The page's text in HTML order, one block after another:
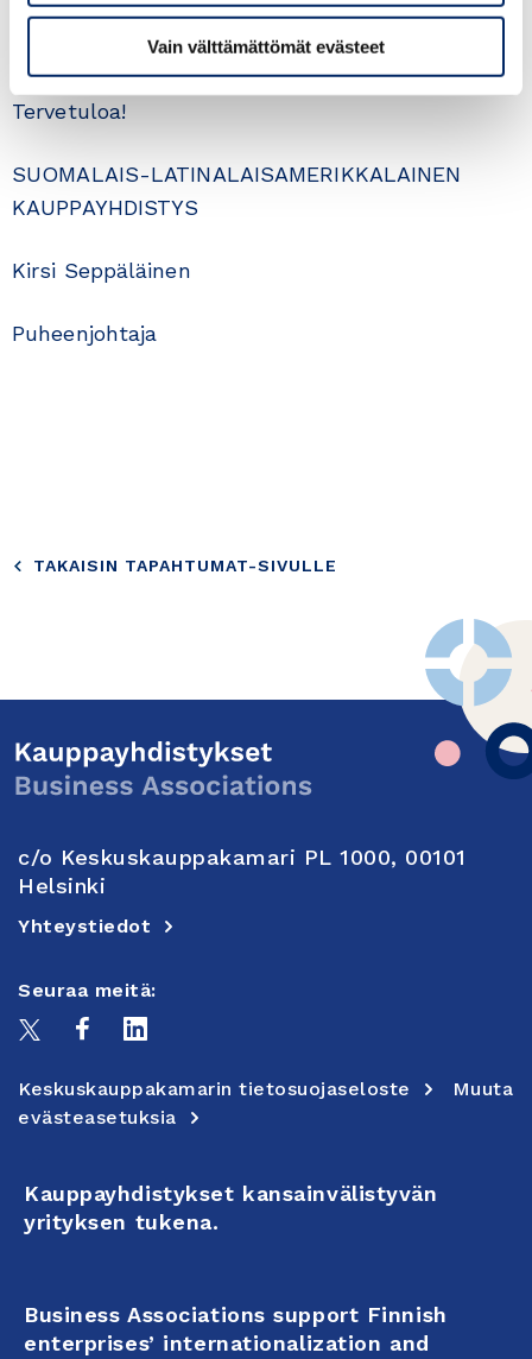
Vain välttämättömät evästeet
Tarjoilusta laskutamme 25 euroa jälkikäteen.
Tervetuloa!
SUOMALAIS-LATINALAISAMERIKKALAINEN
KAUPPAYHDISTYS
Kirsi Seppäläinen
Puheenjohtaja
TAKAISIN TAPAHTUMAT-SIVULLE
c/o Keskuskauppakamari PL 1000, 00101
Helsinki
Yhteystiedot
Seuraa meitä:
Keskuskauppakamarin tietosuojaseloste
Muuta
evästeasetuksia
Kauppayhdistykset kansainvälistyvän
yrityksen tukena.
Business Associations support Finnish
enterprises’ internationalization and